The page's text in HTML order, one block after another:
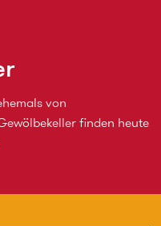
von
finden heute